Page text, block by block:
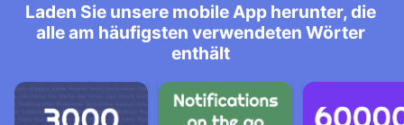
Laden Sie unsere mobile App herunter, die
alle am häufigsten verwendeten Wörter
enthält